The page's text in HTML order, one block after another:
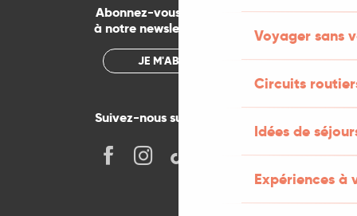
Voyager sans
Circuits
Idées de
Expériences à
Abonnez-vous gratuitement
à notre newsletter mensuelle
JE M'ABONNE
Suivez-nous sur les réseaux !